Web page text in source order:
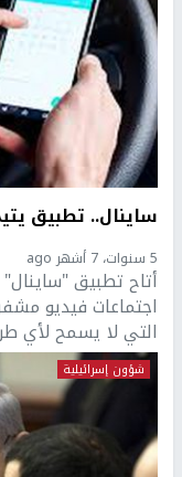
ساينال.. تطبيق
5 سنوات، 7 أشهر ago
أتاح تطبيق
اجتماعات فيديو
التي لا يسمح لأي
شؤون إسرائيلية